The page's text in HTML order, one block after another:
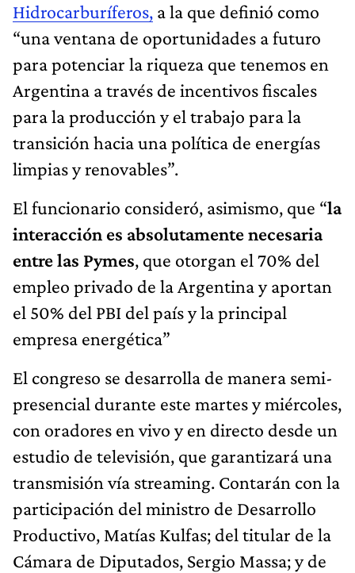
Hidrocarburíferos, a la que definió como
“una ventana de oportunidades a futuro
para potenciar la riqueza que tenemos en
Argentina a través de incentivos fiscales
para la producción y el trabajo para la
transición hacia una política de energías
limpias y renovables”.
El funcionario consideró, asimismo, que “la
interacción es absolutamente necesaria
entre las Pymes, que otorgan el 70% del
empleo privado de la Argentina y aportan
el 50% del PBI del país y la principal
empresa energética”
El congreso se desarrolla de manera semi-
presencial durante este martes y miércoles,
con oradores en vivo y en directo desde un
estudio de televisión, que garantizará una
transmisión vía streaming. Contarán con la
participación del ministro de Desarrollo
Productivo, Matías Kulfas; del titular de la
Cámara de Diputados, Sergio Massa; y de